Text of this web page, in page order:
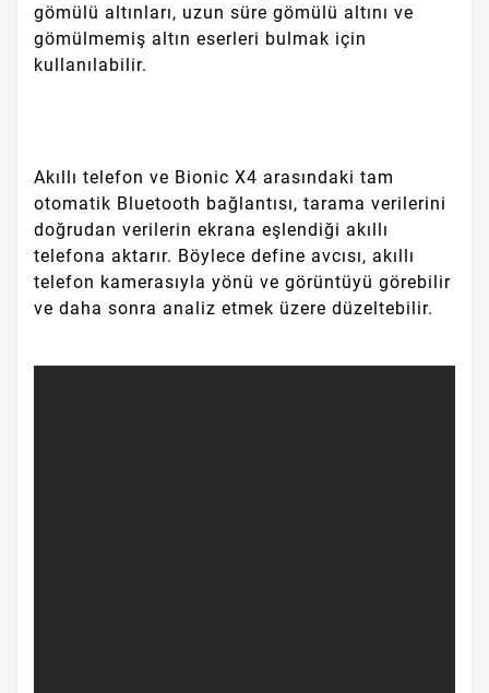
gömülü altınları, uzun süre gömülü altını ve
gömülmemiş altın eserleri bulmak için
kullanılabilir.
Akıllı telefon ve Bionic X4 arasındaki tam
otomatik Bluetooth bağlantısı, tarama verilerini
doğrudan verilerin ekrana eşlendiği akıllı
telefona aktarır. Böylece define avcısı, akıllı
telefon kamerasıyla yönü ve görüntüyü görebilir
ve daha sonra analiz etmek üzere düzeltebilir.